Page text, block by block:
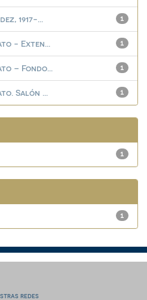
1
1917-...
1
- Exten...
1
– Fondo...
1
Salón ...
1
1
redes